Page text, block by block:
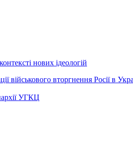
нових ідеологій
військового вторгнення Росії в
УГКЦ